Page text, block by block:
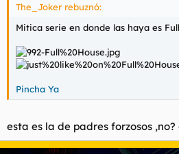
The_Joker rebuznó:
Mitica serie en donde las haya es
Pincha Ya
esta es la de padres forzosos